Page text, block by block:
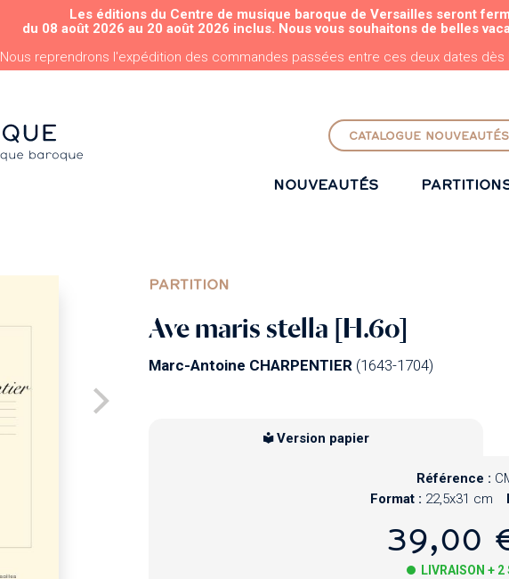
ALLER AU CONTENU PRINCIPAL
Les éditions du Centre de musique baroque de Versailles seront
du 08 août 2026 au 20 août 2026 inclus. Nous vous souhaitons de belles
Nous reprendrons l'expédition des commandes passées entre ces deux dates dès
CATALOGUE
NOUVEAUTÉS
PARTITION
Ave maris stella [H.60]
Marc-Antoine CHARPENTIER (1643-1704)
Version papier
Référence :
Format : 22,5x31 cm
39,00
LIVRAISON + 2